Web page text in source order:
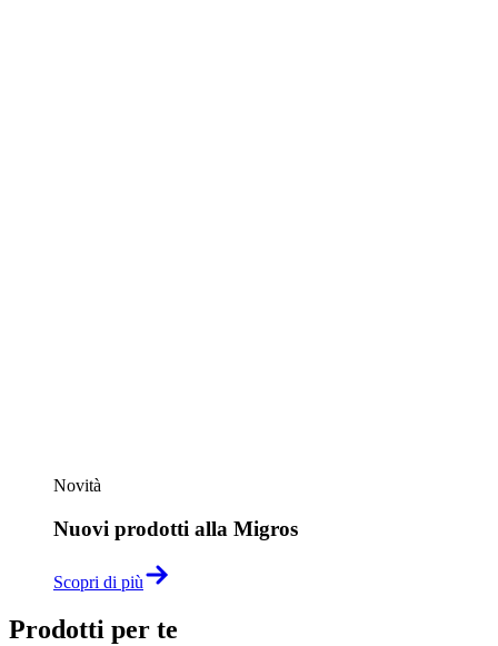
Novità
Nuovi prodotti alla Migros
Scopri di più
Prodotti per te